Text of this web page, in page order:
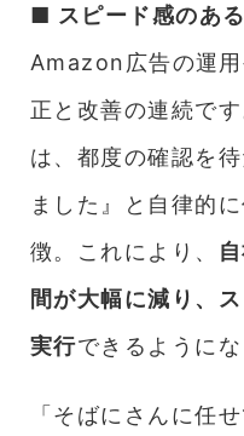
■ スピード感のあ
Amazon広告の運
正と改善の連続で
は、都度の確認を
ました』と自律的
徴。これにより、
間が大幅に減り、
実行できるようにな
「そばにさんに任